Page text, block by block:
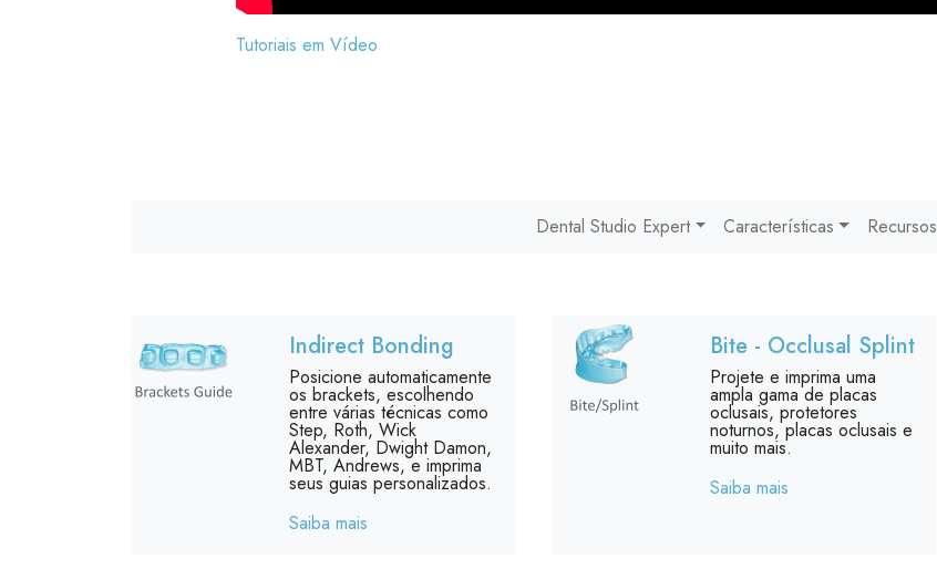
Tutoriais em Vídeo
Dental Studio Expert Características Recursos
Indirect Bonding
Posicione automaticamente
os brackets, escolhendo
entre várias técnicas como
Step, Roth, Wick
Alexander, Dwight Damon,
MBT, Andrews, e imprima
seus guias personalizados.
Saiba mais
Bite - Occlusal Splint
Projete e imprima uma
ampla gama de placas
oclusais, protetores
noturnos, placas oclusais e
muito mais.
Saiba mais